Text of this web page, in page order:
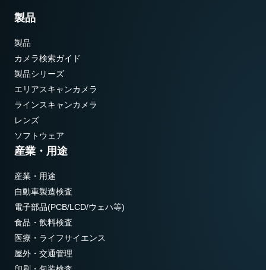
製品
製品
カメラ検索ガイド
製品シリーズ
エリアスキャンカメラ
ラインスキャンカメラ
レンズ
ソフトウェア
産業・用途
産業・用途
自動車製造検査
電子部品(PCB/LCD/ウェハ等)
食品・飲料検査
医療・ライフサイエンス
屋外・交通管理